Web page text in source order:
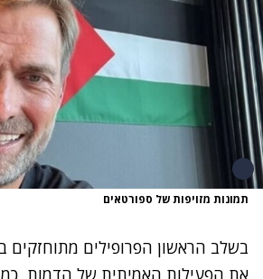
תמונות מזויפות של ספורטאים
בשלב הראשון הפרופילים
את הפעילות האמיתית של הדמות,